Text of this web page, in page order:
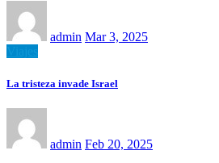
admin Mar 3, 2025
La tristeza invade Israel
admin Feb 20, 2025